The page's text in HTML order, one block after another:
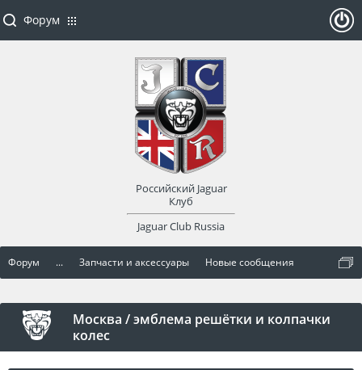
Форум ... Запчасти и аксессуары Новые сообщения
Москва / эмблема решётки и колпачки
колес
Форум
Российский Jaguar
Клуб
Jaguar Club Russia
оват